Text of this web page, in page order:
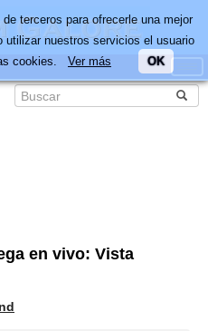
en vivo: Vista
terceros para ofrecerle una mejor
utilizar nuestros servicios el usuario
cookies. Ver más OK